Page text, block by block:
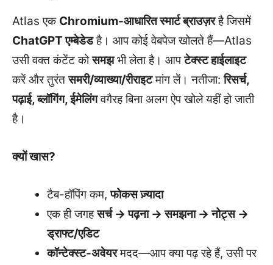
Atlas एक Chromium-आधारित स्मार्ट ब्राउज़रहै जिसमें
ChatGPT एम्बेडेडहै। आप कोई वेबपेज खोलते हैं—Atlas
उसी वक्त कंटेंट कोसमझभी लेता है। आपटेक्स्ट हाईलाइट
करें और तुरंतसमरी/व्याख्या/रीराइटमांग लें। नतीजा:रिसर्च,
पढ़ाई, ब्लॉगिंग, ईमेलिंगवगैरह बिना अलग ऐप खोले यहीं हो जाती
है।
क्यों खास?
टैब-हॉपिंग कम,फोकस ज़्यादा
एक ही जगहसर्च → पढ़ना → समझना → नोट्स →
ड्राफ्ट/एडिट
कॉन्टेक्स्ट-अवेयरमदद—आप क्या पढ़ रहे हैं, उसी पर